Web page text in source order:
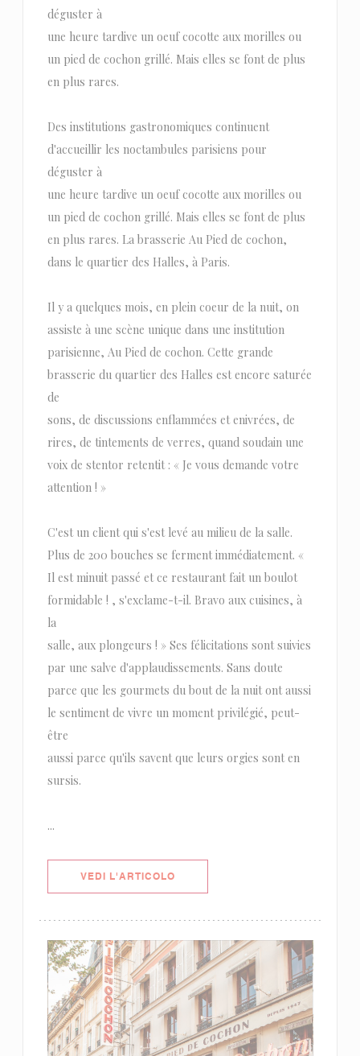
déguster à
une heure tardive un oeuf cocotte aux morilles ou
un pied de cochon grillé. Mais elles se font de plus
en plus rares.
Des institutions gastronomiques continuent
d'accueillir les noctambules parisiens pour
déguster à
une heure tardive un oeuf cocotte aux morilles ou
un pied de cochon grillé. Mais elles se font de plus
en plus rares. La brasserie Au Pied de cochon,
dans le quartier des Halles, à Paris.
Il y a quelques mois, en plein coeur de la nuit, on
assiste à une scène unique dans une institution
parisienne, Au Pied de cochon. Cette grande
brasserie du quartier des Halles est encore saturée
de
sons, de discussions enflammées et enivrées, de
rires, de tintements de verres, quand soudain une
voix de stentor retentit : « Je vous demande votre
attention ! »
C'est un client qui s'est levé au milieu de la salle.
Plus de 200 bouches se ferment immédiatement. «
Il est minuit passé et ce restaurant fait un boulot
formidable ! , s'exclame-t-il. Bravo aux cuisines, à
la
salle, aux plongeurs ! » Ses félicitations sont suivies
par une salve d'applaudissements. Sans doute
parce que les gourmets du bout de la nuit ont aussi
le sentiment de vivre un moment privilégié, peut-
être
aussi parce qu'ils savent que leurs orgies sont en
sursis.
...
VEDI L'ARTICOLO((APRE UNA NUOVA FINESTRA))